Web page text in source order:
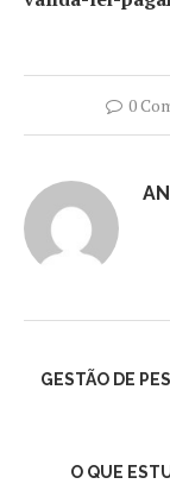
0
GESTÃO DE
O QUE